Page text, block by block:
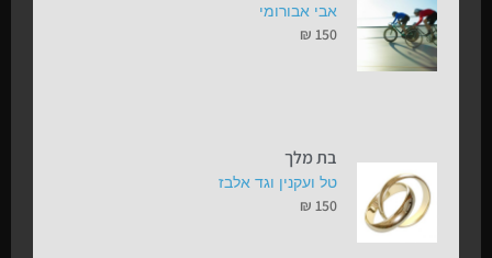
אבי אבורומי
₪ 150
בת מלך
טל ועקנין וגד אלבז
₪ 150